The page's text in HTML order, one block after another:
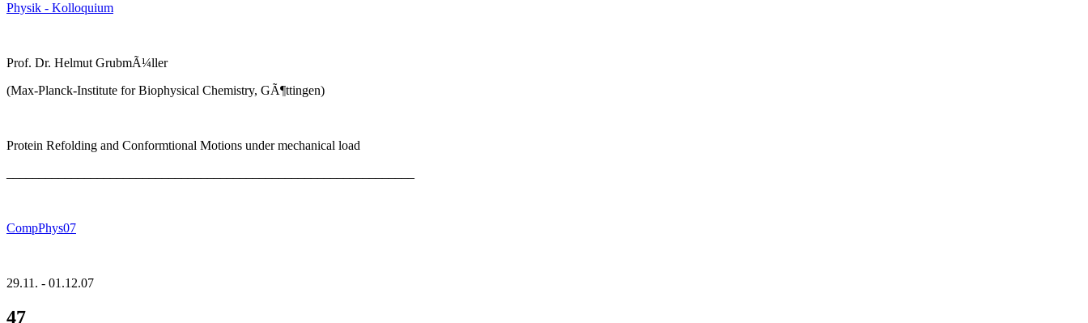
Physik - Kolloquium
Prof. Dr. Helmut GrubmÃ¼ller
(Max-Planck-Institute for Biophysical Chemistry, GÃ¶ttingen)
Protein Refolding and Conformtional Motions under mechanical load
CompPhys07
29.11. - 01.12.07
47